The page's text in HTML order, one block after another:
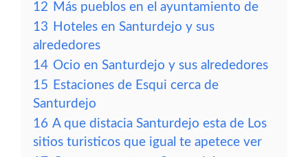
12 Más pueblos en el ayuntamiento de
13 Hoteles en Santurdejo y sus
alrededores
14 Ocio en Santurdejo y sus alrededores
15 Estaciones de Esqui cerca de
Santurdejo
16 A que distacia Santurdejo esta de Los
sitios turisticos que igual te apetece ver